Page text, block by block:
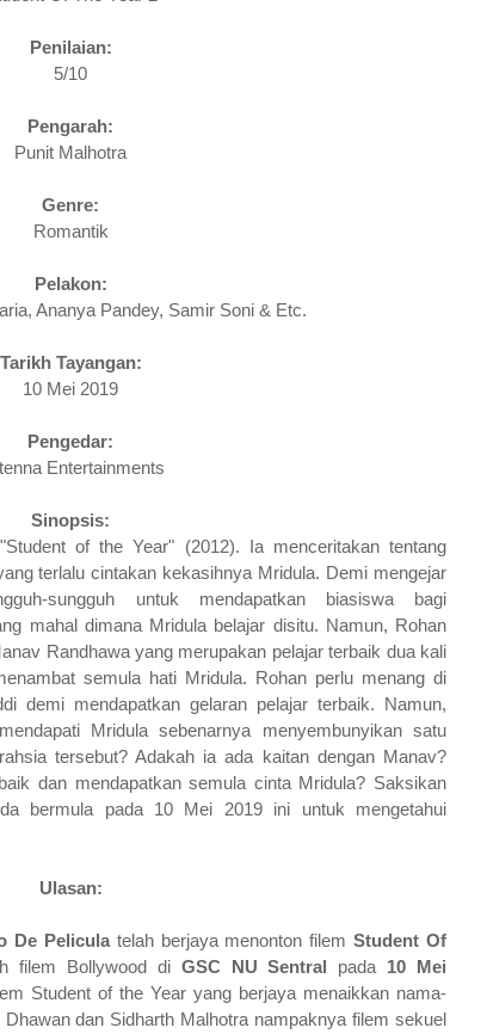
Penilaian:
5/10
Pengarah:
Punit Malhotra
Genre:
Romantik
Pelakon:
Ananya Pandey, Samir Soni & Etc.
Tarikh Tayangan:
10 Mei 2019
Pengedar:
Entertainments
Sinopsis:
of the Year" (2012). Ia menceritakan tentang
terlalu cintakan kekasihnya Mridula. Demi mengejar
sungguh untuk mendapatkan biasiswa bagi
mahal dimana Mridula belajar disitu. Namun, Rohan
Randhawa yang merupakan pelajar terbaik dua kali
semula hati Mridula. Rohan perlu menang di
demi mendapatkan gelaran pelajar terbaik. Namun,
Mridula sebenarnya menyembunyikan satu
tersebut? Adakah ia ada kaitan dengan Manav?
dan mendapatkan semula cinta Mridula? Saksikan
bermula pada 10 Mei 2019 ini untuk mengetahui
Ulasan:
De Peliculatelah berjaya menonton filemStudent Of
filem Bollywood di GSC NU Sentral pada 10 Mei
Student of the Year yang berjaya menaikkan nama-
dan Sidharth Malhotra nampaknya filem sekuel